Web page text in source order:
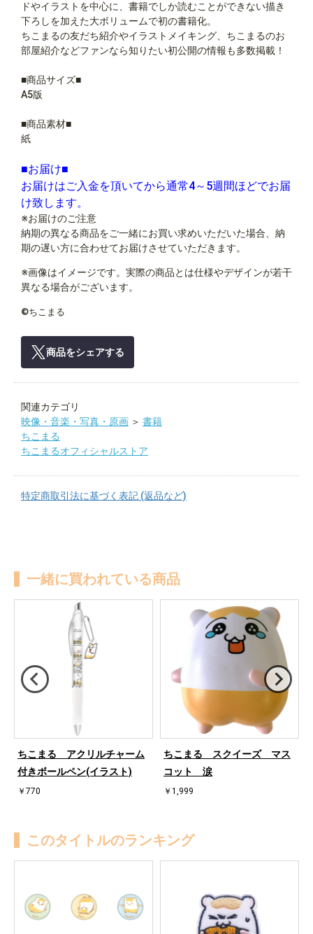
ドやイラストを中心に、書籍でしか読むことができない描き
下ろしを加えた大ボリュームで初の書籍化。
ちこまるの友だち紹介やイラストメイキング、ちこまるのお
部屋紹介などファンなら知りたい初公開の情報も多数掲載！
■商品サイズ■
A5版
■商品素材■
紙
■お届け■
お届けはご入金を頂いてから通常4～5週間ほどでお届
け致します。
※お届けのご注意
納期の異なる商品をご一緒にお買い求めいただいた場合、納
期の遅い方に合わせてお届けさせていただきます。
※画像はイメージです。実際の商品とは仕様やデザインが若干
異なる場合がございます。
©ちこまる
商品をシェアする
関連カテゴリ
映像・音楽・写真・原画 ＞ 書籍
ちこまる
ちこまるオフィシャルストア
特定商取引法に基づく表記 (返品など)
一緒に買われている商品
ちこまる アクリルチャーム
付きボールペン(イラスト)
￥770
ちこまる スクイーズ マス
コット 涙
￥1,999
このタイトルのランキング